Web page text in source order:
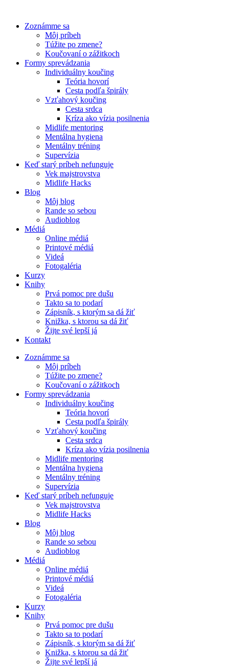
obsah
Zoznámme sa
Môj príbeh
Túžite po zmene?
Koučovaní o zážitkoch
Formy sprevádzania
Individuálny koučing
Teória hovorí
Cesta podľa špirály
Vzťahový koučing
Cesta srdca
Kríza ako vízia posilnenia
Midlife mentoring
Mentálna hygiena
Mentálny tréning
Supervízia
Keď starý príbeh nefunguje
Vek majstrovstva
Midlife Hacks
Blog
Môj blog
Rande so sebou
Audioblog
Médiá
Online médiá
Printové médiá
Videá
Fotogaléria
Kurzy
Knihy
Prvá pomoc pre dušu
Takto sa to podarí
Zápisník, s ktorým sa dá žiť
Knižka, s ktorou sa dá žiť
Žijte své lepší já
Kontakt
Zoznámme sa
Môj príbeh
Túžite po zmene?
Koučovaní o zážitkoch
Formy sprevádzania
Individuálny koučing
Teória hovorí
Cesta podľa špirály
Vzťahový koučing
Cesta srdca
Kríza ako vízia posilnenia
Midlife mentoring
Mentálna hygiena
Mentálny tréning
Supervízia
Keď starý príbeh nefunguje
Vek majstrovstva
Midlife Hacks
Blog
Môj blog
Rande so sebou
Audioblog
Médiá
Online médiá
Printové médiá
Videá
Fotogaléria
Kurzy
Knihy
Prvá pomoc pre dušu
Takto sa to podarí
Zápisník, s ktorým sa dá žiť
Knižka, s ktorou sa dá žiť
Žijte své lepší já